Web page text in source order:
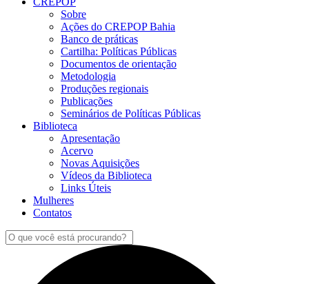
Sobre
Ações do CREPOP Bahia
Banco de práticas
Cartilha: Políticas Públicas
Documentos de orientação
Metodologia
Produções regionais
Publicações
Seminários de Políticas Públicas
Biblioteca
Apresentação
Acervo
Novas Aquisições
Vídeos da Biblioteca
Links Úteis
Mulheres
Contatos